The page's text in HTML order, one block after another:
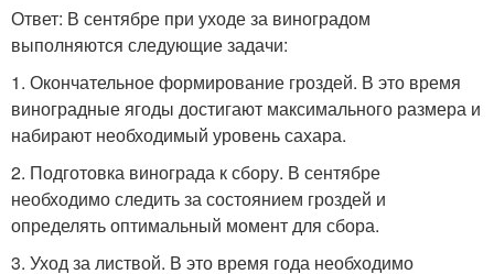
Ответ: В сентябре при уходе за виноградом
выполняются следующие задачи:
1. Окончательное формирование гроздей. В это время
виноградные ягоды достигают максимального размера и
набирают необходимый уровень сахара.
2. Подготовка винограда к сбору. В сентябре
необходимо следить за состоянием гроздей и
определять оптимальный момент для сбора.
3. Уход за листвой. В это время года необходимо